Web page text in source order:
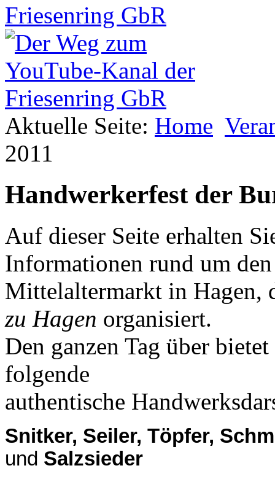
Aktuelle Seite: Home
2011
Handwerkerfest der
Auf dieser Seite erhalten
Informationen rund um den
Mittelaltermarkt in Hagen,
zu Hagen organisiert.
Den ganzen Tag über
folgende
authentische
Snitker, Seiler, Töpfer,
und Salzsieder